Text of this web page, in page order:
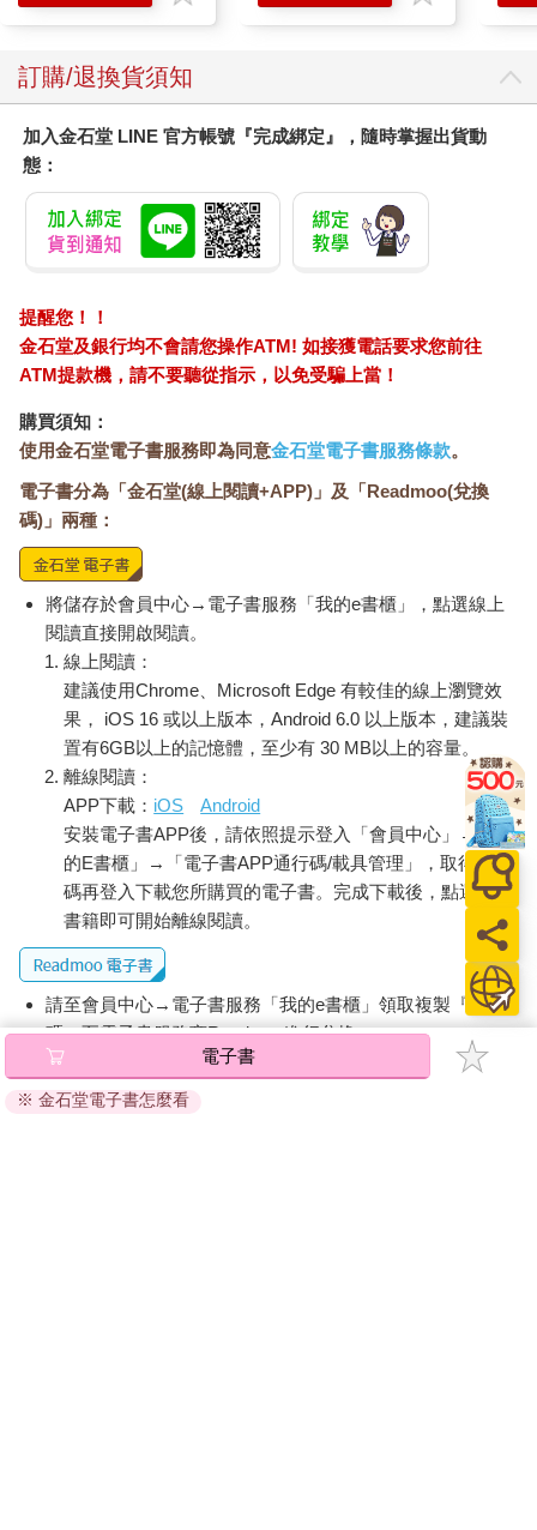
臉
訂購/退換貨須知
加入金石堂 LINE 官方帳號『完成綁定』，隨時掌握出貨動
態：
提醒您！！
金石堂及銀行均不會請您操作ATM! 如接獲電話要求您前往
ATM提款機，請不要聽從指示，以免受騙上當！
購買須知：
使用金石堂電子書服務即為同意金石堂電子書服務條款。
電子書分為「金石堂(線上閱讀+APP)」及「Readmoo(兌換
碼)」兩種：
將儲存於會員中心→電子書服務「我的e書櫃」，點選線上
閱讀直接開啟閱讀。
線上閱讀：
建議使用Chrome、Microsoft Edge 有較佳的線上瀏覽效
果， iOS 16 或以上版本，Android 6.0 以上版本，建議裝
置有6GB以上的記憶體，至少有 30 MB以上的容量。
離線閱讀：
APP下載： iOS
Android
安裝電子書APP後，請依照提示登入「會員中心」→「我
的E書櫃」→「電子書APP通行碼/載具管理」，取得通行
碼再登入下載您所購買的電子書。完成下載後，點選任一
書籍即可開始離線閱讀。
請至會員中心→電子書服務「我的e書櫃」領取複製『兌換
碼』至電子書服務商Readmoo進行兌換。
退換貨須知：
因版權保護，您在金石堂所購買的電子書僅能以金石堂專屬
電子書
※ 金石堂電子書怎麼看